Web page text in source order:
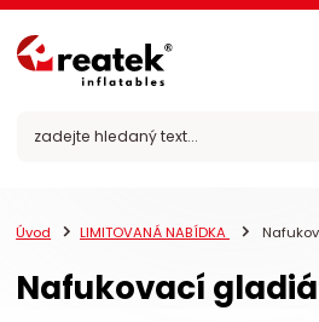
Úvod LIMITOVANÁ NABÍDKA
Nafukovací